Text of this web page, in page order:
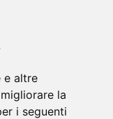
e altre
la
i seguenti